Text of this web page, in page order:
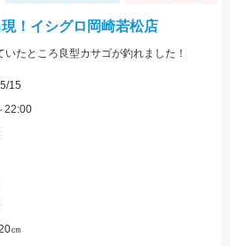
！イシグロ岡崎若松店
たところ良型カサゴが釣れました！
15
22:00
㎝